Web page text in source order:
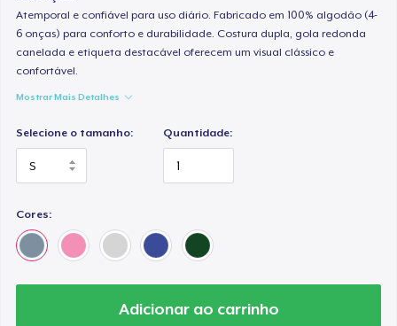
Atemporal e confiável para uso diário. Fabricado em 100% algodão (4-
6 onças) para conforto e durabilidade. Costura dupla, gola redonda
canelada e etiqueta destacável oferecem um visual clássico e
confortável.
Mostrar Mais Detalhes
Selecione o tamanho: Quantidade:
Cores:
Adicionar ao carrinho